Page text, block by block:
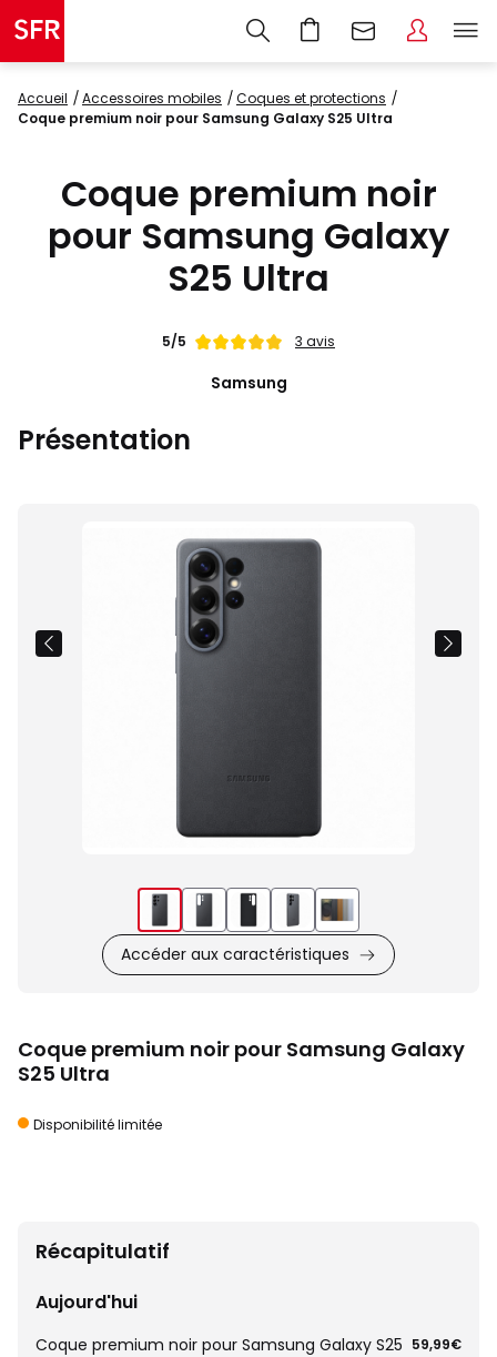
Accueil accessoires mobiles
coques et protections
Coque premium noir pour Samsung Galaxy S25 Ultra
Coque premium noir
pour Samsung Galaxy
S25 Ultra
Note
5/5 3 avis
Samsung
Présentation
Images
Accéder aux caractéristiques
Coque premium noir pour Samsung Galaxy
S25 Ultra
Disponibilité limitée
Récapitulatif
Aujourd'hui
Coque premium noir pour Samsung Galaxy S25 59,99€